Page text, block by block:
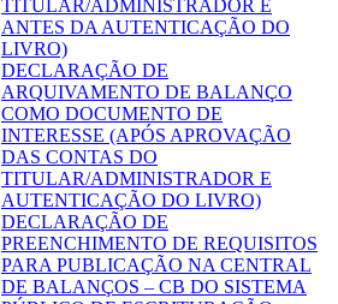
TITULAR/ADMINISTRADOR E
ANTES DA AUTENTICAÇÃO DO
LIVRO)
DECLARAÇÃO DE
ARQUIVAMENTO DE BALANÇO
COMO DOCUMENTO DE
INTERESSE (APÓS APROVAÇÃO
DAS CONTAS DO
TITULAR/ADMINISTRADOR E
AUTENTICAÇÃO DO LIVRO)
DECLARAÇÃO DE
PREENCHIMENTO DE REQUISITOS
PARA PUBLICAÇÃO NA CENTRAL
DE BALANÇOS – CB DO SISTEMA